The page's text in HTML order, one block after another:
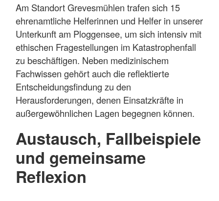
Am Standort Grevesmühlen trafen sich 15
ehrenamtliche Helferinnen und Helfer in unserer
Unterkunft am Ploggensee, um sich intensiv mit
ethischen Fragestellungen im Katastrophenfall
zu beschäftigen. Neben medizinischem
Fachwissen gehört auch die reflektierte
Entscheidungsfindung zu den
Herausforderungen, denen Einsatzkräfte in
außergewöhnlichen Lagen begegnen können.
Austausch, Fallbeispiele
und gemeinsame
Reflexion